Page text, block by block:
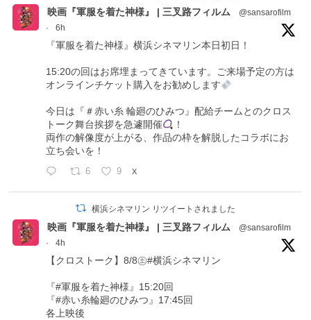
映画『軍服を着た神様』 | 三叉路フィルム
@sansarofilm
·
6h
『軍服を着た神様』横浜シネマリン本日初日！
15:20の回はお席埋まってきています。ご来場予定の方は
オンラインチケット購入をお勧めします
今日は『＃赤い糸 輪廻のひみつ』配給チームとのクロス
トーク舞台挨拶を急遽開催
！
両作の解像度が上がる、作品の枠を解脱したコラボにお
立ち会いを！
6 9 X
横浜シネマリン リツイートされました
映画『軍服を着た神様』 | 三叉路フィルム
@sansarofilm
·
4h
【クロストーク】8/8㊏#横浜シネマリン
『#軍服を着た神様』15:20回
『#赤い糸輪廻のひみつ』17:45回
各上映後